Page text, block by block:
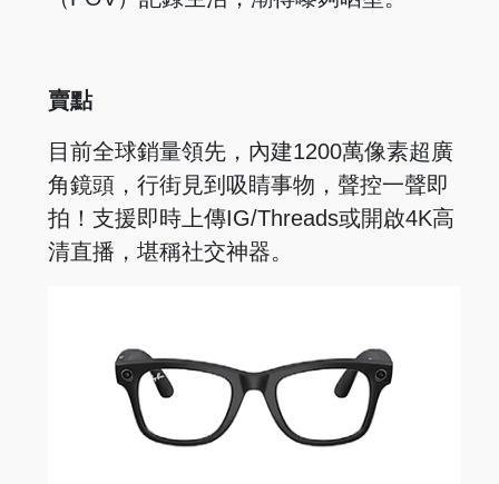
賣點
目前全球銷量領先，內建1200萬像素超廣
角鏡頭，行街見到吸睛事物，聲控一聲即
拍！支援即時上傳IG/Threads或開啟4K高
清直播，堪稱社交神器。